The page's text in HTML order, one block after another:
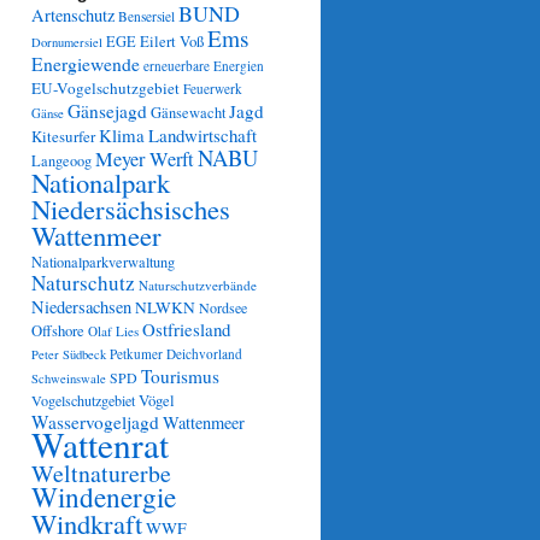
Artenschutz Bensersiel BUND
Dornumersiel EGEEilert VoßEms
Energiewende erneuerbare Energien
EU-Vogelschutzgebiet Feuerwerk
Gänse GänsejagdGänsewachtJagd
KitesurferKlimaLandwirtschaft
LangeoogMeyer WerftNABU
Nationalpark
Niedersächsisches
Wattenmeer
Nationalparkverwaltung
Naturschutz Naturschutzverbände
NiedersachsenNLWKNNordsee
Offshore Olaf Lies Ostfriesland
Peter Südbeck Petkumer Deichvorland
Schweinswale SPDTourismus
VogelschutzgebietVögel
WasservogeljagdWattenmeer
Wattenrat
Weltnaturerbe
Windenergie
WindkraftWWF